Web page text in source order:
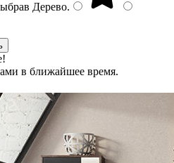
Дерево.
в ближайшее время.